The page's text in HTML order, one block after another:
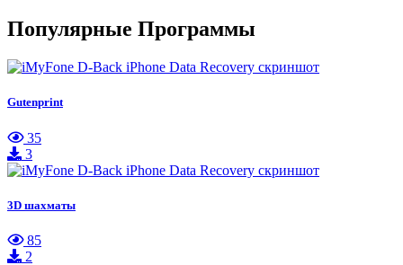
Популярные Программы
Gutenprint
35
3
3D шахматы
85
2